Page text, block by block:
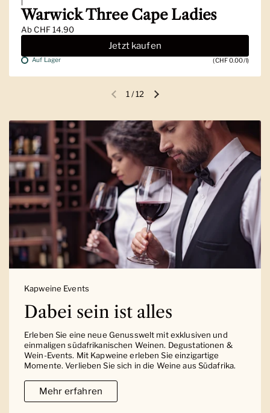
Warwick Three Cape Ladies
AbCHF 14.90
Jetzt kaufen
Auf Lager (CHF 0.00/l)
Vorherige FolieNächste Folie
1/12
Kapweine Events
Dabei sein ist alles
Erleben Sie eine neue Genusswelt mit exklusiven und
einmaligen südafrikanischen Weinen. Degustationen &
Wein-Events. Mit Kapweine erleben Sie einzigartige
Momente. Verlieben Sie sich in die Weine aus Südafrika.
Mehr erfahren